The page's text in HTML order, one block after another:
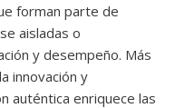
forman parte de
aisladas o
y desempeño. Más
innovación y
auténtica enriquece las